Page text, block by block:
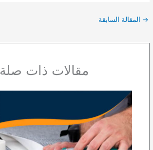
→ المقالة السابقة
مقالات ذات صلة